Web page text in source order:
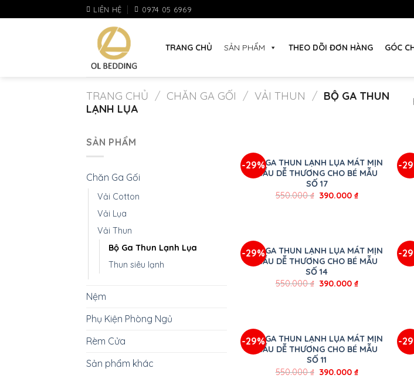
to
LIÊN HỆ 0974 05 6969
TRANG CHỦ SẢN PHẨM THEO DÕI ĐƠN HÀNG GÓC
TRANG CHỦ / CHĂN GA GỐI / VẢI THUN / BỘ GA THUN
LẠNH LỤA
SẢN PHẨM
Chăn Ga Gối
Vải Cotton
Vải Lụa
Vải Thun
Bộ Ga Thun Lạnh Lụa
Thun siêu lạnh
Nệm
Phụ Kiện Phòng Ngủ
Rèm Cửa
Sản phẩm khác
-29%
BỘ GA THUN LẠNH LỤA MÁT MỊN
MẪU DỄ THƯƠNG CHO BÉ MẪU
SỐ 17
550.000₫ 390.000 ₫
-
-29%
BỘ GA THUN LẠNH LỤA MÁT MỊN
MẪU DỄ THƯƠNG CHO BÉ MẪU
SỐ 14
550.000₫ 390.000 ₫
-
-29%
BỘ GA THUN LẠNH LỤA MÁT MỊN
MẪU DỄ THƯƠNG CHO BÉ MẪU
SỐ 11
550.000₫ 390.000 ₫
-